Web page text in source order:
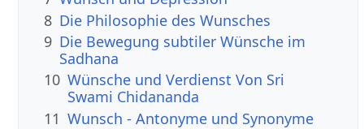
8 Die Philosophie des Wunsches
9 Die Bewegung subtiler Wünsche im
Sadhana
10 Wünsche und Verdienst Von Sri
Swami Chidananda
11 Wunsch - Antonyme und Synonyme